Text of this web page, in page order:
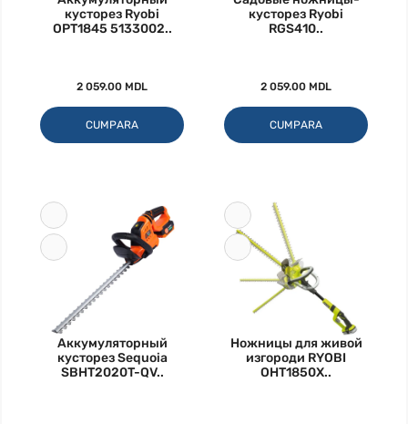
кусторез Ryobi
OPT1845 5133002..
2 059.00 MDL
CUMPARA
кусторез Ryobi
RGS410..
2 059.00 MDL
CUMPARA
Аккумуляторный
кусторез Sequoia
SBHT2020T-QV..
Ножницы для живой
изгороди RYOBI
OHT1850X..